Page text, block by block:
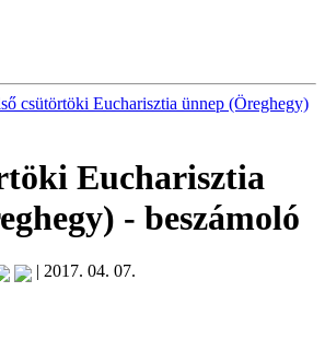
csütörtöki Eucharisztia ünnep (Öreghegy)
Eucharisztia
- beszámoló
| 2017. 04. 07.